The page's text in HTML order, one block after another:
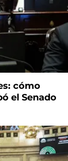
cómo
el Senado